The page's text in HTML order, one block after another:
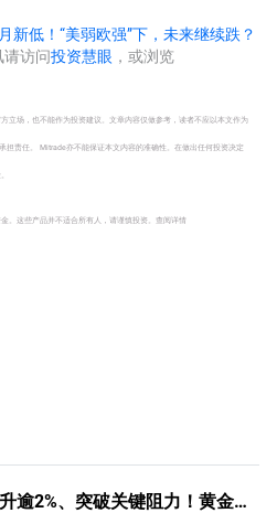
新低！“美弱欧强”下，未来继续跌？
访问投资慧眼 ，或浏览
立场，也不能作为投资建议。文章内容仅做参考，读者不应以本文作为
担责任。 Mitrade亦不能保证本文内容的准确性。在做出任何投资决定
。这些产品并不适合所有人，请谨慎投资。 查阅详情
逾2%、突破关键阻力！黄金、